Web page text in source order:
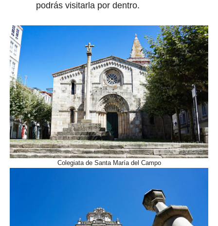
podrás visitarla por dentro.
Colegiata de Santa María del Campo